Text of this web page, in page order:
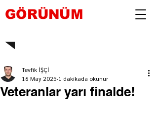
GÖRÜNÜM
Veteranlar yarı finalde!
Tevfik İŞÇİ
16 May 2025 1 dakikada okunur